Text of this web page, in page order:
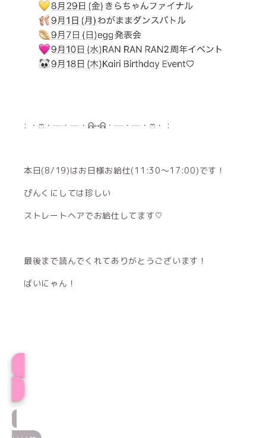
: ・ෆ・┈・┈・ᕱ⑅ᕱ・┈・┈・ෆ・ :
本日(8/19)はお日様お給仕(11:30〜17:00)です！
ぴんくにしては珍しい
ストレートヘアでお給仕してます♡
最後まで読んでくれてありがとうございます！
ばいにゃん！